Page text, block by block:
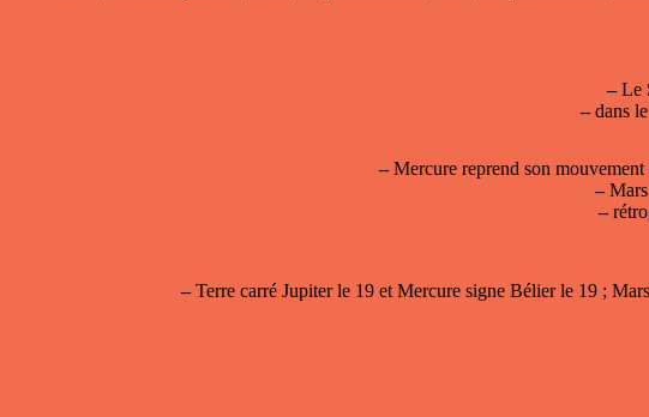
–Le
–dans le
–Mercure reprend son
–Mars
–
–Terre carré Jupiter le 19 et Mercure signe Bélier le 19 ;